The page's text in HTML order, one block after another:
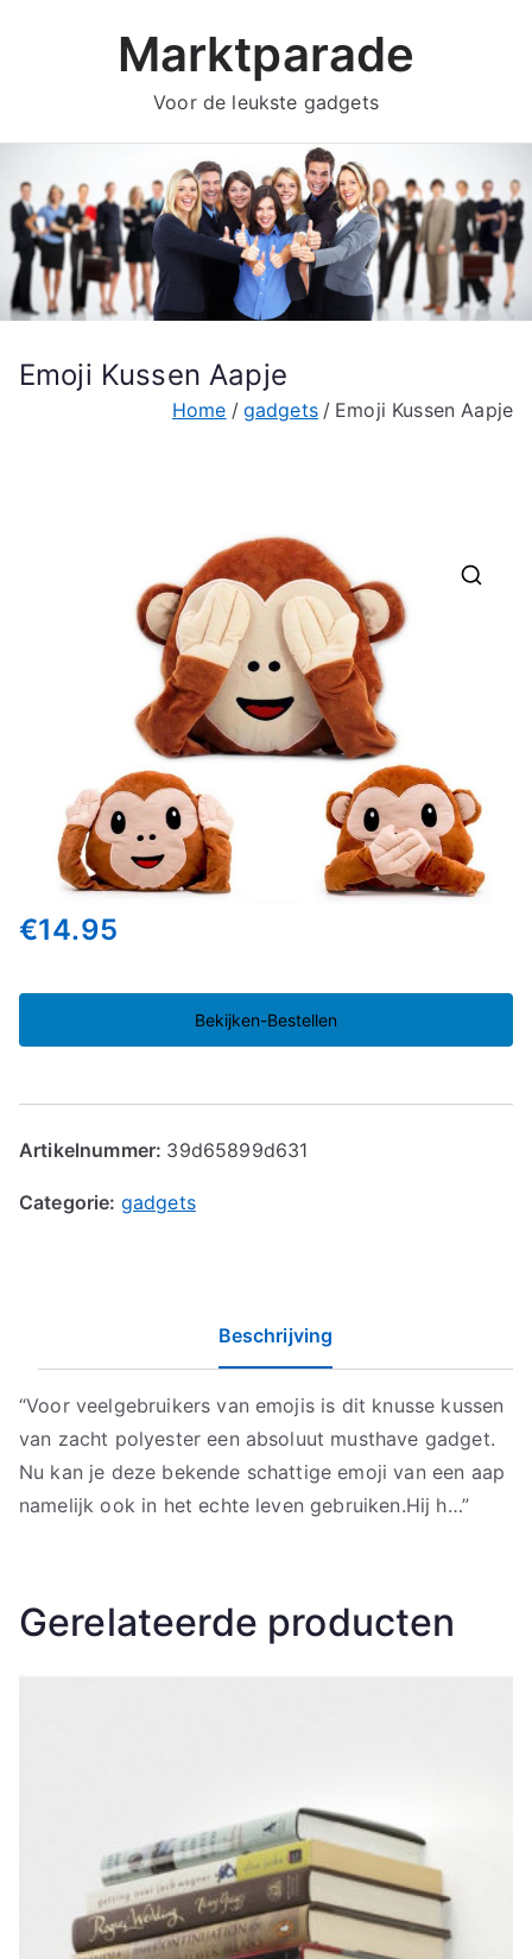
Marktparade
Voor de leukste gadgets
Emoji Kussen Aapje
Home gadgets Emoji Kussen Aapje
€14.95
Bekijken-Bestellen
Artikelnummer: 39d65899d631
Categorie: gadgets
Beschrijving
“Voor veelgebruikers van emojis is dit knusse kussen
van zacht polyester een absoluut musthave gadget.
Nu kan je deze bekende schattige emoji van een aap
namelijk ook in het echte leven gebruiken.Hij h…”
Gerelateerde producten